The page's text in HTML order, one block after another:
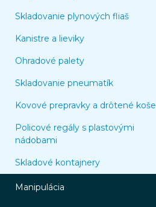
Skladovanie plynových fliaš
Kanistre a lieviky
Ohradové palety
Skladovanie pneumatík
Kovové prepravky a drôtené koše
Policové regály s plastovými
nádobami
Skladové kontajnery
Manipulácia